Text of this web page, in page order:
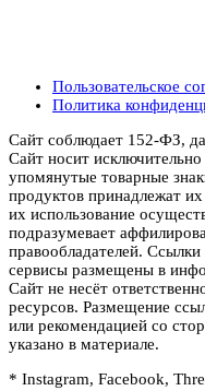
Пользовательское
Политика
Сайт соблюдает 152-ФЗ,
Сайт носит
упомянутые товарные
продуктов принадлежат
их использование
подразумевает
правообладателей.
сервисы размещены в
Сайт не несёт
ресурсов. Размещение
или рекомендацией со
указано в материале.
* Instagram, Facebook,